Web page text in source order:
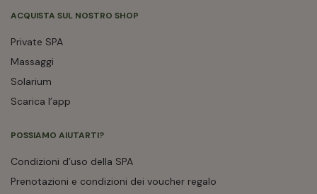
ACQUISTA SUL NOSTRO SHOP
Private SPA
Massaggi
Solarium
Scarica l’app
POSSIAMO AIUTARTI?
Condizioni d’uso della SPA
Prenotazioni e condizioni dei voucher regalo